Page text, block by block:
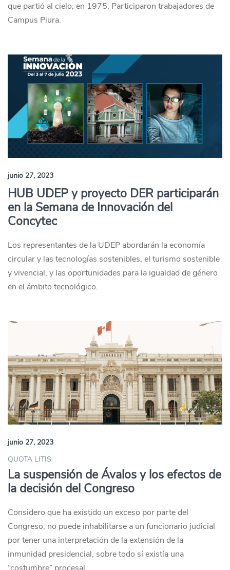
que partió al cielo, en 1975. Participaron trabajadores de
Campus Piura.
junio 27, 2023
HUB UDEP y proyecto DER participarán
en la Semana de Innovación del
Concytec
Los representantes de la UDEP abordarán la economía
circular y las tecnologías sostenibles, el turismo sostenible
y vivencial, y las oportunidades para la igualdad de género
en el ámbito tecnológico.
junio 27, 2023
QUOTA LITIS
La suspensión de Ávalos y los efectos de
la decisión del Congreso
Considero que ha existido un exceso por parte del
Congreso; no puede inhabilitarse a un funcionario judicial
por tener una interpretación de la extensión de la
inmunidad presidencial, sobre todo sí existía una